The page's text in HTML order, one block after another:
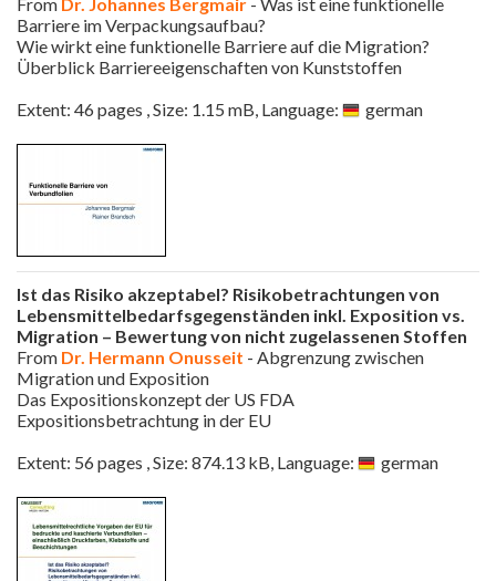
Barriere im Verpackungsaufbau?
Wie wirkt eine funktionelle Barriere auf die Migration?
Überblick Barriereeigenschaften von Kunststoffen
Extent: 46 pages , Size: 1.15 mB, Language:
german
Ist das Risiko akzeptabel? Risikobetrachtungen von
Lebensmittelbedarfsgegenständen inkl. Exposition vs.
Migration – Bewertung von nicht zugelassenen Stoffen
From Dr. Hermann Onusseit - Abgrenzung zwischen
Migration und Exposition
Das Expositionskonzept der US FDA
Expositionsbetrachtung in der EU
Extent: 56 pages , Size: 874.13 kB, Language:
german